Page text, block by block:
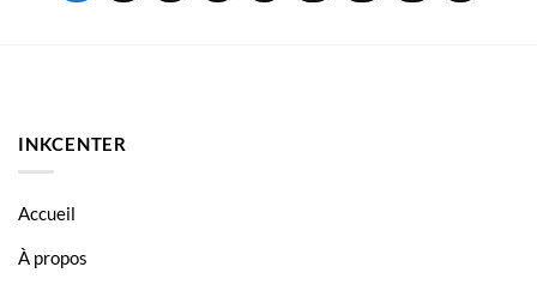
INKCENTER
Accueil
À propos